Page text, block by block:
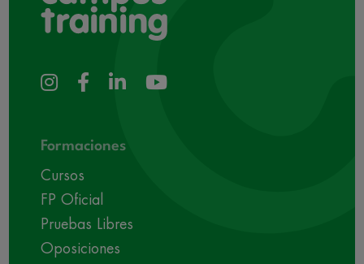
Formaciones
Cursos
FP Oficial
Pruebas Libres
Oposiciones